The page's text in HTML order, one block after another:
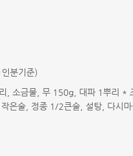
분기준)
, 소금물, 무 150g, 대파 1뿌리 *
은술, 정종 1/2큰술, 설탕, 다시